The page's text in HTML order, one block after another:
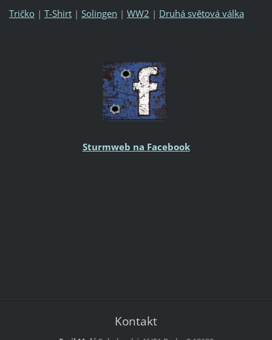
Tričko | T-Shirt | Solingen | WW2 | Druhá světová válka
Sturmweb na Facebook
Kontakt